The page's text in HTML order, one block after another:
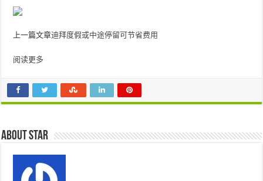
上一篇文章迪拜度假或中途停留可节省费用
阅读更多
About star